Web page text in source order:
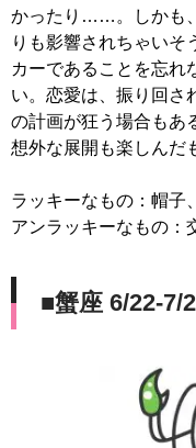
かったり……。しかも
りも影響されちゃいそ
カーであることを忘れ
い。恋愛は、振り回さ
の計画が狂う場合もあ
想外な展開も楽しんだ
ラッキーなもの：帽子
アンラッキーなもの：
■蟹座 6/22-7/